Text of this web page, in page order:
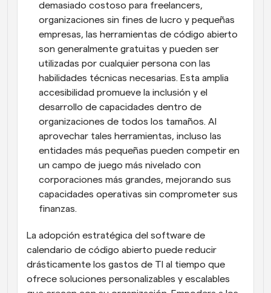
demasiado costoso para freelancers,
organizaciones sin fines de lucro y pequeñas
empresas, las herramientas de código abierto
son generalmente gratuitas y pueden ser
utilizadas por cualquier persona con las
habilidades técnicas necesarias. Esta amplia
accesibilidad promueve la inclusión y el
desarrollo de capacidades dentro de
organizaciones de todos los tamaños. Al
aprovechar tales herramientas, incluso las
entidades más pequeñas pueden competir en
un campo de juego más nivelado con
corporaciones más grandes, mejorando sus
capacidades operativas sin comprometer sus
finanzas.
La adopción estratégica del software de
calendario de código abierto puede reducir
drásticamente los gastos de TI al tiempo que
ofrece soluciones personalizables y escalables